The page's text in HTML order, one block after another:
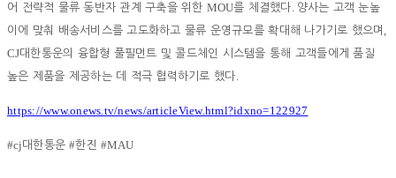
어 전략적 물류 동반자 관계 구축을 위한 MOU를 체결했다. 양사는 고객 눈높
이에 맞춰 배송서비스를 고도화하고 물류 운영규모를 확대해 나가기로 했으며 ,
CJ대한통운의 융합형 풀필먼트 및 콜드체인 시스템을 통해 고객들에게 품질
높은 제품을 제공하는 데 적극 협력하기로 했다.
https://www.onews.tv/news/articleView.html?idxno=122927
#cj대한통운#한진#MAU